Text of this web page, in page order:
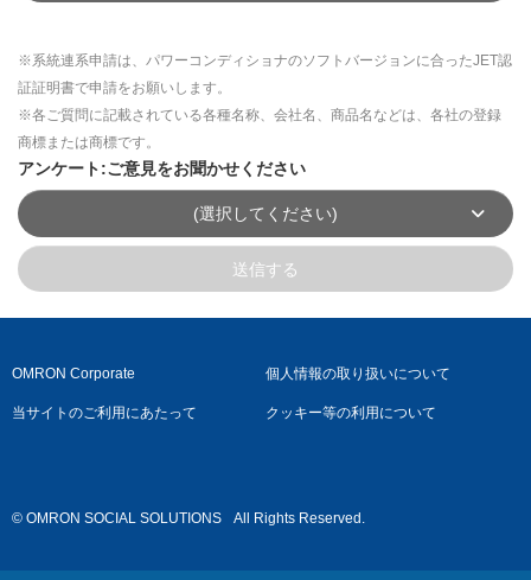
※系統連系申請は、パワーコンディショナのソフトバージョンに合ったJET認
証証明書で申請をお願いします。
※各ご質問に記載されている各種名称、会社名、商品名などは、各社の登録
商標または商標です。
アンケート:ご意見をお聞かせください
(選択してください)
送信する
OMRON Corporate 個人情報の取り扱いについて
当サイトのご利用にあたって クッキー等の利用について
© OMRON SOCIAL SOLUTIONS All Rights Reserved.